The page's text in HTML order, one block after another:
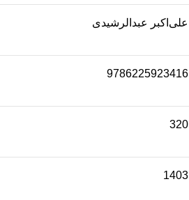
علی‌اکبر عبدالرشیدی
9786225923416
320
1403